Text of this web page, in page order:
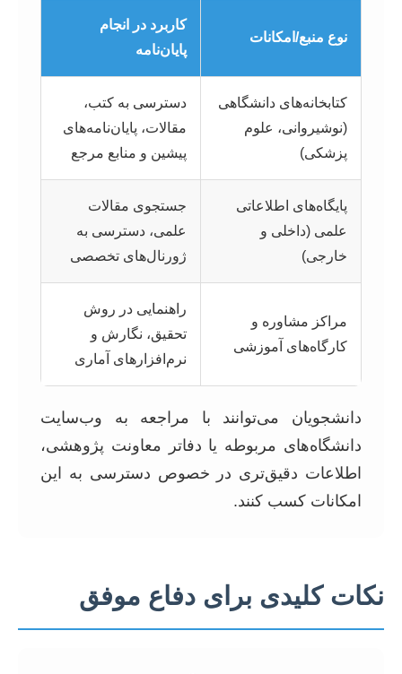
نوع منبع/امکانات
کاربرد در انجام
پایان‌نامه
کتابخانه‌های دانشگاهی
(نوشیروانی، علوم
پزشکی)
دسترسی به کتب،
مقالات، پایان‌نامه‌های
پیشین و منابع مرجع
پایگاه‌های اطلاعاتی
علمی (داخلی و
خارجی)
جستجوی مقالات
علمی، دسترسی به
ژورنال‌های تخصصی
مراکز مشاوره و
کارگاه‌های آموزشی
راهنمایی در روش
تحقیق، نگارش و
نرم‌افزارهای آماری
دانشجویان می‌توانند با مراجعه به وب‌سایت
دانشگاه‌های مربوطه یا دفاتر معاونت پژوهشی،
اطلاعات دقیق‌تری در خصوص دسترسی به این
امکانات کسب کنند.
نکات کلیدی برای دفاع موفق